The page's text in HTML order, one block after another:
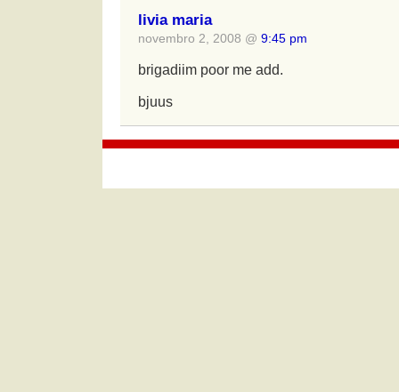
livia maria
novembro 2, 2008 @ 9:45 pm
brigadiim poor me add.
bjuus